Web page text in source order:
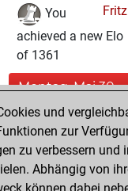
Fritz
You
achieved a new Elo
of 1361
Montag, Mai 30,
2022
You created
your Fritz account
Fritz
und
zur
zu verbessern und
Abhängig von